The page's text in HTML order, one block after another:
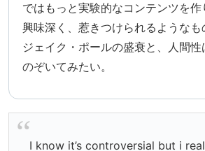
ではもっと実験的なコンテンツを作
興味深く、惹きつけられるようなも
ジェイク・ポールの盛衰と、人間
のぞいてみたい。
I know it’s controversial but i